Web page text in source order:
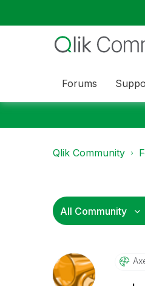
Forums
Qlik Community